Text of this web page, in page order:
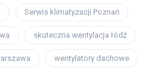
Serwis klimatyzacji Poznań
skuteczna wentylacja łódź
wentylatory dachowe